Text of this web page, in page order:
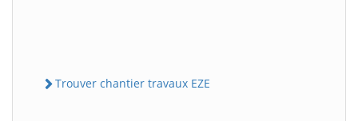
Trouver chantier travaux EZE